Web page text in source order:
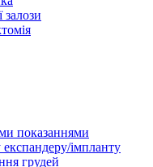
залози
показаннями
імпланту
грудей